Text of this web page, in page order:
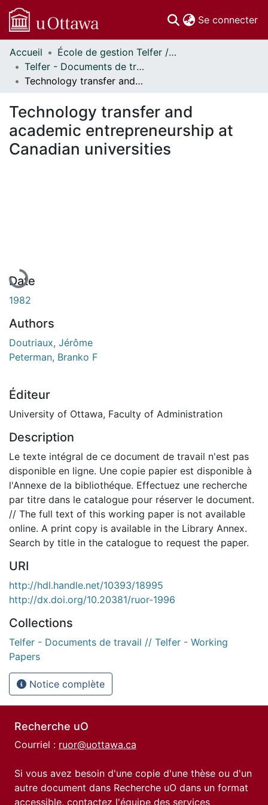
Se connecter
Communautés
et collections
Parcourir
À propos
Accueil
École de gestion Telfer // Telfer School of Management
Telfer - Documents de travail // Telfer - Working Papers
Technology transfer and academic entrepreneurship at Canadian universities
Technology transfer and
academic entrepreneurship at
Canadian universities
Date
1982
Authors
Doutriaux, Jérôme
Peterman, Branko F
Éditeur
University of Ottawa, Faculty of Administration
Description
Le texte intégral de ce document de travail n'est pas
disponible en ligne. Une copie papier est disponible à
l'Annexe de la bibliothéque. Effectuez une recherche
par titre dans le catalogue pour réserver le document.
// The full text of this working paper is not available
online. A print copy is available in the Library Annex.
Search by title in the catalogue to request the paper.
URI
http://hdl.handle.net/10393/18995
http://dx.doi.org/10.20381/ruor-1996
Collections
Telfer - Documents de travail // Telfer - Working
Papers
Notice complète
Recherche uO
Courriel : ruor@uottawa.ca
Si vous avez besoin d'une copie d'une thèse ou d'un
autre document dans Recherche uO dans un format
accessible, contactez l'équipe des services